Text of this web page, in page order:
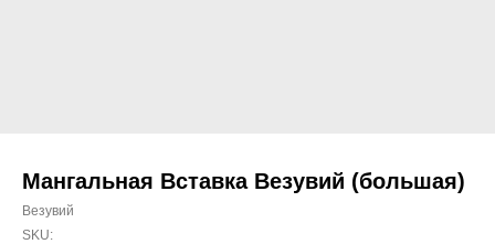
Мангальная Вставка Везувий (большая)
Везувий
SKU: